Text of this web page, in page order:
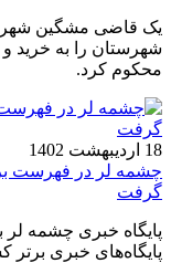
یک قاضی مشگین
محکوم کرد.
18 اردیبهشت 1402
چشمه لر در فهرست
گرفت
پایگاه‌های خبری برتر کشور از